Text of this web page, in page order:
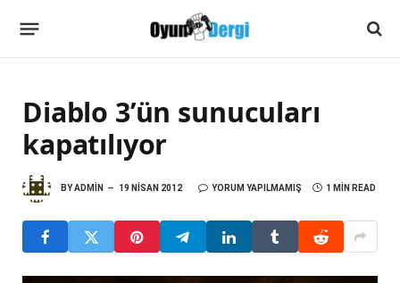
Diablo 3’ün sunucuları
kapatılıyor
BYADMIN 19 NISAN 2012 YORUM YAPILMAMIŞ 1 MIN READ